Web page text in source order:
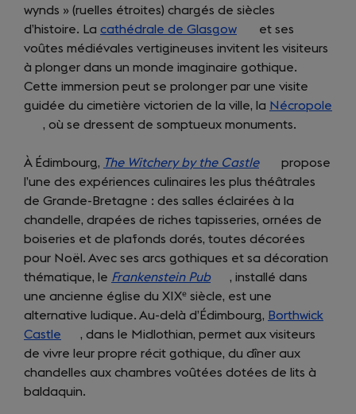
tab)
wynds » (ruelles étroites) chargés de siècles
d’histoire. La cathédrale de Glasgow (opens
in
a
new
tab)
et ses
voûtes médiévales vertigineuses invitent les visiteurs
à plonger dans un monde imaginaire gothique.
Cette immersion peut se prolonger par une visite
guidée du cimetière victorien de la ville, la Nécropole
, où se dressent de somptueux monuments.
À Édimbourg, The Witchery by the Castle(opens
in
a
new
tab)
propose
l’une des expériences culinaires les plus théâtrales
de Grande-Bretagne : des salles éclairées à la
chandelle, drapées de riches tapisseries, ornées de
boiseries et de plafonds dorés, toutes décorées
pour Noël. Avec ses arcs gothiques et sa décoration
thématique, le Frankenstein Pub(opens
in
a
new
tab)
, installé dans
une ancienne église du XIXᵉ siècle, est une
alternative ludique. Au-delà d’Édimbourg, Borthwick
Castle (opens
in
a
new
, dans le Midlothian, permet aux visiteurs
de vivre leur propre récit gothique, du dîner aux
chandelles aux chambres voûtées dotées de lits à
baldaquin.